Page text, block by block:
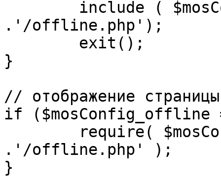
.'/offline.php');
}
// отображение
if ($mosConfig_offline
.'/offline.php' );
}